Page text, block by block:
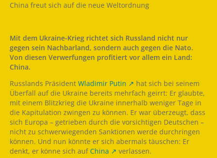
China freut sich auf die neue Weltordnung
Mit dem Ukraine-Krieg richtet sich Russland nicht nur
gegen sein Nachbarland, sondern auch gegen die Nato.
Von diesen Verwerfungen profitiert vor allem ein Land:
China.
Russlands Präsident Wladimir Putin
hat sich bei seinem
Überfall auf die Ukraine bereits mehrfach geirrt: Er glaubte,
mit einem Blitzkrieg die Ukraine innerhalb weniger Tage in
die Kapitulation zwingen zu können. Er war überzeugt, dass
sich Europa – getrieben durch die vorsichtigen Deutschen –
nicht zu schwerwiegenden Sanktionen werde durchringen
können. Und nun könnte er sich abermals täuschen: Er
denkt, er könne sich aufChina
verlassen.